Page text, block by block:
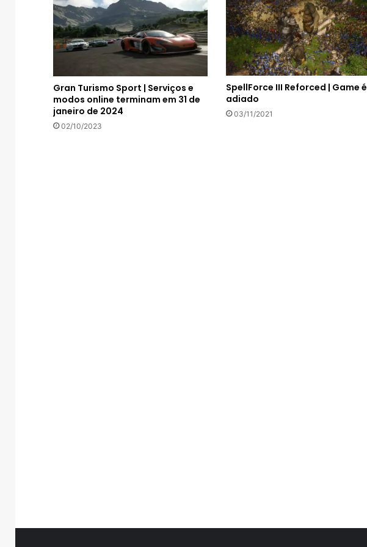
Gran Turismo Sport | Serviços e
modos online terminam em 31 de
janeiro de 2024
02/10/2023
SpellForce III Reforced | Game é
adiado
03/11/2021